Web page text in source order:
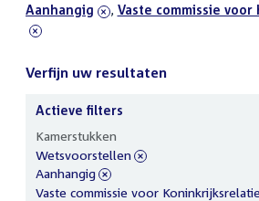
filters
filter
Aanhangig , verwijder
Vaste commissie
Verfijn uw resultaten
uw
resultaten
Actieve filters
Kamerstukken
verwijder
filter
Wetsvoorstellen
verwijder
filter
Aanhangig
verwijder
Vaste commissie voor